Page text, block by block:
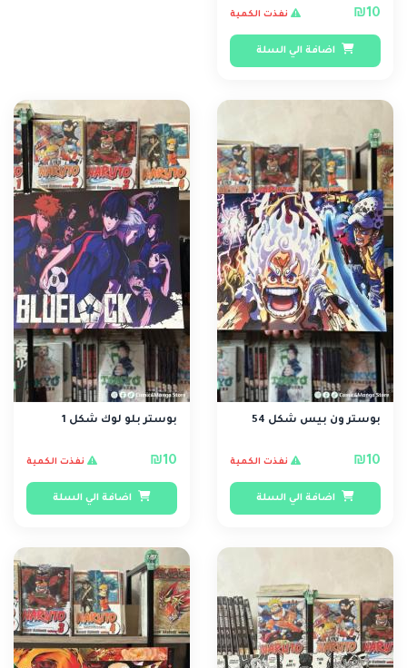
₪10 نفذت الكمية
اضافة الي السلة
بوستر ون بيس شكل 54
₪10 نفذت الكمية
اضافة الي السلة
بوستر بلو لوك شكل 1
₪10 نفذت الكمية
اضافة الي السلة